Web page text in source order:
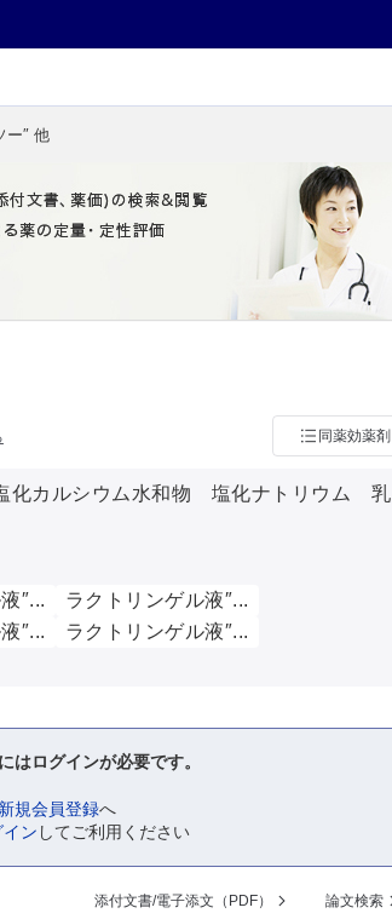
ー″ 他
同薬効薬剤
化カルシウム水和物 塩化ナトリウム 乳
″...
ラクトリンゲル液″...
″...
ラクトリンゲル液″...
はログインが必要です。
新規会員登録へ
イン してご利用ください
添付文書/電子添文（PDF） 論文検索